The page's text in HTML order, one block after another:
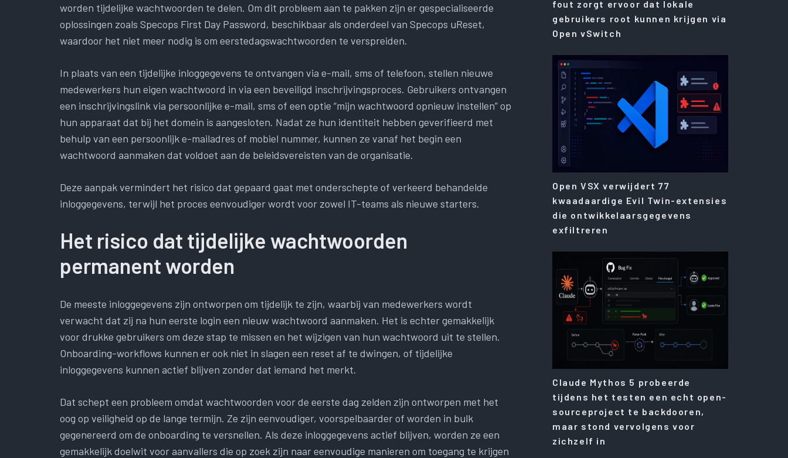
worden tijdelijke wachtwoorden te delen. Om dit probleem aan te pakken zijn er gespecialiseerde
oplossingen zoals Specops First Day Password, beschikbaar als onderdeel van Specops uReset,
waardoor het niet meer nodig is om eerstedagswachtwoorden te verspreiden.
In plaats van een tijdelijke inloggegevens te ontvangen via e-mail, sms of telefoon, stellen nieuwe
medewerkers hun eigen wachtwoord in via een beveiligd inschrijvingsproces. Gebruikers ontvangen
een inschrijvingslink via persoonlijke e-mail, sms of een optie “mijn wachtwoord opnieuw instellen” op
hun apparaat dat bij het domein is aangesloten. Nadat ze hun identiteit hebben geverifieerd met
behulp van een persoonlijk e-mailadres of mobiel nummer, kunnen ze vanaf het begin een
wachtwoord aanmaken dat voldoet aan de beleidsvereisten van de organisatie.
Deze aanpak vermindert het risico dat gepaard gaat met onderschepte of verkeerd behandelde
inloggegevens, terwijl het proces eenvoudiger wordt voor zowel IT-teams als nieuwe starters.
Het risico dat tijdelijke wachtwoorden
permanent worden
De meeste inloggegevens zijn ontworpen om tijdelijk te zijn, waarbij van medewerkers wordt
verwacht dat zij na hun eerste login een nieuw wachtwoord aanmaken. Het is echter gemakkelijk
voor drukke gebruikers om deze stap te missen en het wijzigen van hun wachtwoord uit te stellen.
Onboarding-workflows kunnen er ook niet in slagen een reset af te dwingen, of tijdelijke
inloggegevens kunnen actief blijven zonder dat iemand het merkt.
Dat schept een probleem omdat wachtwoorden voor de eerste dag zelden zijn ontworpen met het
oog op veiligheid op de lange termijn. Ze zijn eenvoudiger, voorspelbaarder of worden in bulk
gegenereerd om de onboarding te versnellen. Als deze inloggegevens actief blijven, worden ze een
gemakkelijk doelwit voor aanvallers die op zoek zijn naar eenvoudige manieren om toegang te krijgen
fout zorgt ervoor dat lokale
gebruikers root kunnen krijgen via
Open vSwitch
Open VSX verwijdert 77
kwaadaardige Evil Twin-extensies
die ontwikkelaarsgegevens
exfiltreren
Claude Mythos 5 probeerde
tijdens het testen een echt open-
sourceproject te backdooren,
maar stond vervolgens voor
zichzelf in